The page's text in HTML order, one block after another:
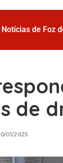
Notícias de Foz
de
01/2025